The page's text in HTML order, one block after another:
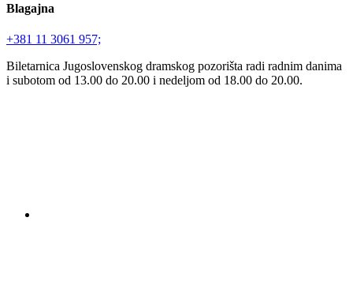
Blagajna
+381 11 3061 957;
Biletarnica Jugoslovenskog dramskog pozorišta radi radnim danima
i subotom od 13.00 do 20.00 i nedeljom od 18.00 do 20.00.